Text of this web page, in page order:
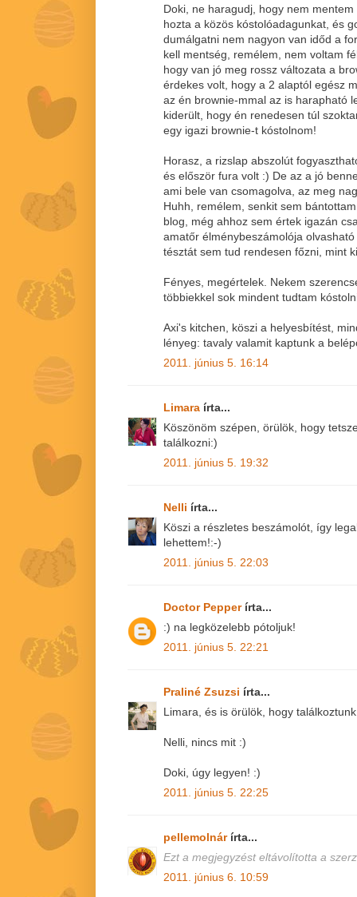
Doki, ne haragudj, hogy nem
hozta a közös kóstolóadagunkat, és
dumálgatni nem nagyon van időd a
kell mentség, remélem, nem voltam
hogy van jó meg rossz változata a
érdekes volt, hogy a 2 alaptól egész
az én brownie-mmal az is harapható
kiderült, hogy én renedesen túl
egy igazi brownie-t kóstolnom!
Horasz, a rizslap abszolút
és először fura volt :) De az a jó
ami bele van csomagolva, az meg
Huhh, remélem, senkit sem
blog, még ahhoz sem értek igazán
amatőr élménybeszámolója
tésztát sem tud rendesen főzni, mint
Fényes, megértelek. Nekem
többiekkel sok mindent tudtam
Axi's kitchen, köszi a helyesbítést,
lényeg: tavaly valamit kaptunk a
2011. június 5. 16:14
Limara írta...
Köszönöm szépen, örülök, hogy
találkozni:)
2011. június 5. 19:32
Nelli írta...
Köszi a részletes beszámolót, így
lehettem!:-)
2011. június 5. 22:03
Doctor Pepper írta...
:) na legközelebb pótoljuk!
2011. június 5. 22:21
Praliné Zsuzsi írta...
Limara, és is örülök, hogy
Nelli, nincs mit :)
Doki, úgy legyen! :)
2011. június 5. 22:25
pellemolnár írta...
Ezt a megjegyzést eltávolította a
2011. június 6. 10:59